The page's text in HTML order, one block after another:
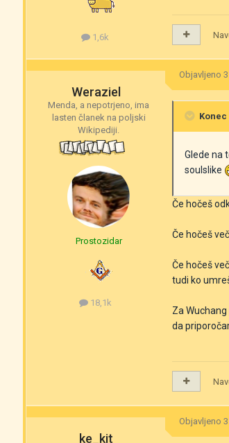
1,6k
Weraziel
Menda, a nepotrjeno, ima
lasten članek na poljski
Wikipediji.
Prostozidar
18,1k
Objavljeno
Glede na
soulslike
Če hočeš
Če hočeš
Če hočeš
tudi ko
Za
da
ke_kit
Objavljeno